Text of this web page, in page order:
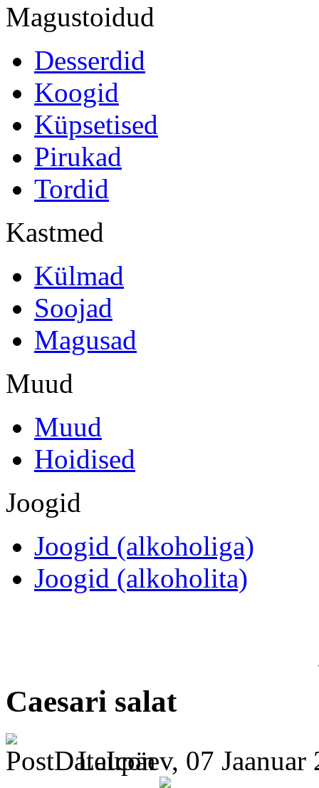
Magustoidud
Desserdid
Koogid
Küpsetised
Pirukad
Tordid
Kastmed
Külmad
Soojad
Magusad
Muud
Muud
Hoidised
Joogid
Joogid (alkoholiga)
Joogid (alkoholita)
Caesari salat
Laupäev, 07